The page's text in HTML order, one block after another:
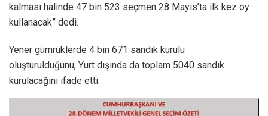
kalması halinde 47 bin 523 seçmen 28 Mayıs’ta ilk kez oy
kullanacak” dedi.
Yener gümrüklerde 4 bin 671 sandık kurulu
oluşturulduğunu, Yurt dışında da toplam 5040 sandık
kurulacağını ifade etti.